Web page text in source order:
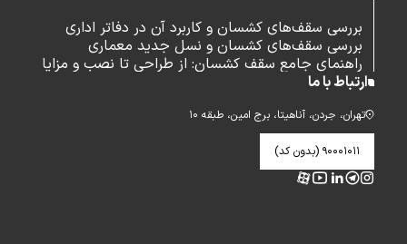
بررسی سقف‌های کشسان و کاربرد آن در دفاتر اداری
بررسی سقف‌های کشسان و نسل جدید معماری
راهنمای جامع سقف کشسان: از طراحی تا نصب و مزایا
ارتباط با ما
تهران، جردن، آناهیتا، برج امین، طبقه ۱۰
۹۰۰۰۱۰۱۱ (بدون کد)